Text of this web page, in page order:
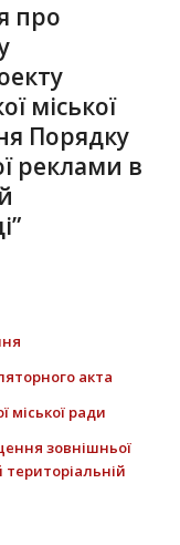
про
міської
Порядку
реклами в
акта
міської ради
зовнішньої